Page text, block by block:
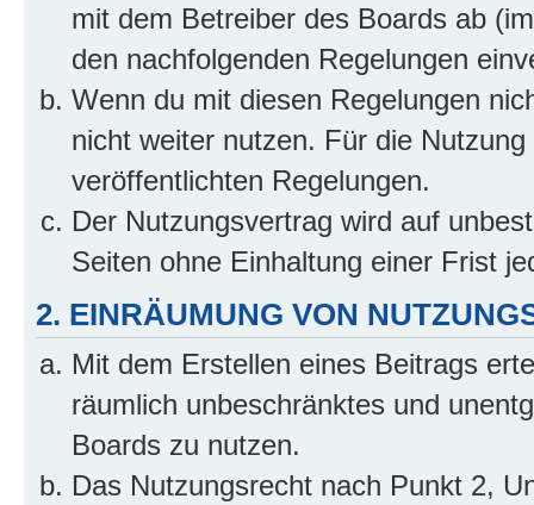
mit dem Betreiber des Boards ab
den nachfolgenden Regelungen
Wenn du mit diesen Regelungen
nicht weiter nutzen. Für die
veröffentlichten Regelungen.
Der Nutzungsvertrag wird auf
Seiten ohne Einhaltung einer Frist
2. EINRÄUMUNG VON
Mit dem Erstellen eines Beitrags
räumlich unbeschränktes und
Boards zu nutzen.
Das Nutzungsrecht nach Punkt 2,